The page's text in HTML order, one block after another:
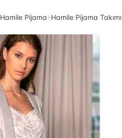
Hamile Pijama Hamile Pijama Takımı